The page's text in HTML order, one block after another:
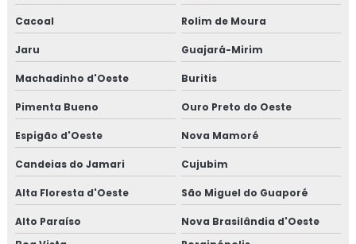
Cacoal Rolim de Moura
Jaru Guajará-Mirim
Machadinho d'Oeste Buritis
Pimenta Bueno Ouro Preto do Oeste
Espigão d'Oeste Nova Mamoré
Candeias do Jamari Cujubim
Alta Floresta d'Oeste São Miguel do Guaporé
Alto Paraíso
Nova Brasilândia d'Oeste